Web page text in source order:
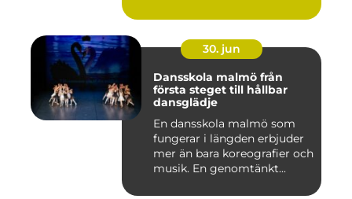
30. jun
Dansskola malmö från
första steget till hållbar
dansglädje
En dansskola malmö som
fungerar i längden erbjuder
mer än bara koreografier och
musik. En genomtänkt...